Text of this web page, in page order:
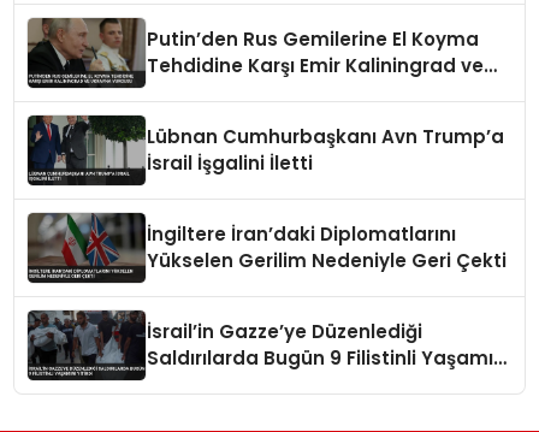
Putin’den Rus Gemilerine El Koyma
Tehdidine Karşı Emir Kaliningrad ve
Lübnan Cumhurbaşkanı Avn Trump’a
İsrail İşgalini İletti
İngiltere İran’daki Diplomatlarını
Yükselen Gerilim Nedeniyle Geri Çekti
İsrail’in Gazze’ye Düzenlediği
Saldırılarda Bugün 9 Filistinli Yaşamını